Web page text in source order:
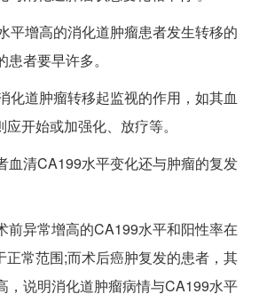
平增高的消化道肿瘤患者发生转移的
者要早许多。
化道肿瘤转移起监视的作用，如其血
开始或加强化、放疗等。
血清CA199水平变化还与肿瘤的复发
前异常增高的CA199水平和阳性率在
正常范围;而术后癌肿复发的患者，其
，说明消化道肿瘤病情与CA199水平